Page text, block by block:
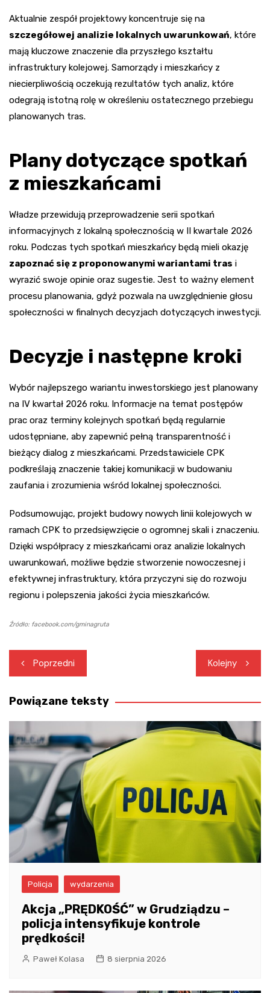
Aktualnie zespół projektowy koncentruje się na
szczegółowej analizie lokalnych uwarunkowań, które
mają kluczowe znaczenie dla przyszłego kształtu
infrastruktury kolejowej. Samorządy i mieszkańcy z
niecierpliwością oczekują rezultatów tych analiz, które
odegrają istotną rolę w określeniu ostatecznego przebiegu
planowanych tras.
Plany dotyczące spotkań
z mieszkańcami
Władze przewidują przeprowadzenie serii spotkań
informacyjnych z lokalną społecznością w II kwartale 2026
roku. Podczas tych spotkań mieszkańcy będą mieli okazję
zapoznać się z proponowanymi wariantami tras i
wyrazić swoje opinie oraz sugestie. Jest to ważny element
procesu planowania, gdyż pozwala na uwzględnienie głosu
społeczności w finalnych decyzjach dotyczących inwestycji.
Decyzje i następne kroki
Wybór najlepszego wariantu inwestorskiego jest planowany
na IV kwartał 2026 roku. Informacje na temat postępów
prac oraz terminy kolejnych spotkań będą regularnie
udostępniane, aby zapewnić pełną transparentność i
bieżący dialog z mieszkańcami. Przedstawiciele CPK
podkreślają znaczenie takiej komunikacji w budowaniu
zaufania i zrozumienia wśród lokalnej społeczności.
Podsumowując, projekt budowy nowych linii kolejowych w
ramach CPK to przedsięwzięcie o ogromnej skali i znaczeniu.
Dzięki współpracy z mieszkańcami oraz analizie lokalnych
uwarunkowań, możliwe będzie stworzenie nowoczesnej i
efektywnej infrastruktury, która przyczyni się do rozwoju
regionu i polepszenia jakości życia mieszkańców.
Źródło: facebook.com/gminagruta
Nawigacja
wpisu
Poprzedni Kolejny
Powiązane teksty
Policja wydarzenia
Akcja „PRĘDKOŚĆ” w Grudziądzu –
policja intensyfikuje kontrole
prędkości!
Paweł Kolasa 8 sierpnia 2026